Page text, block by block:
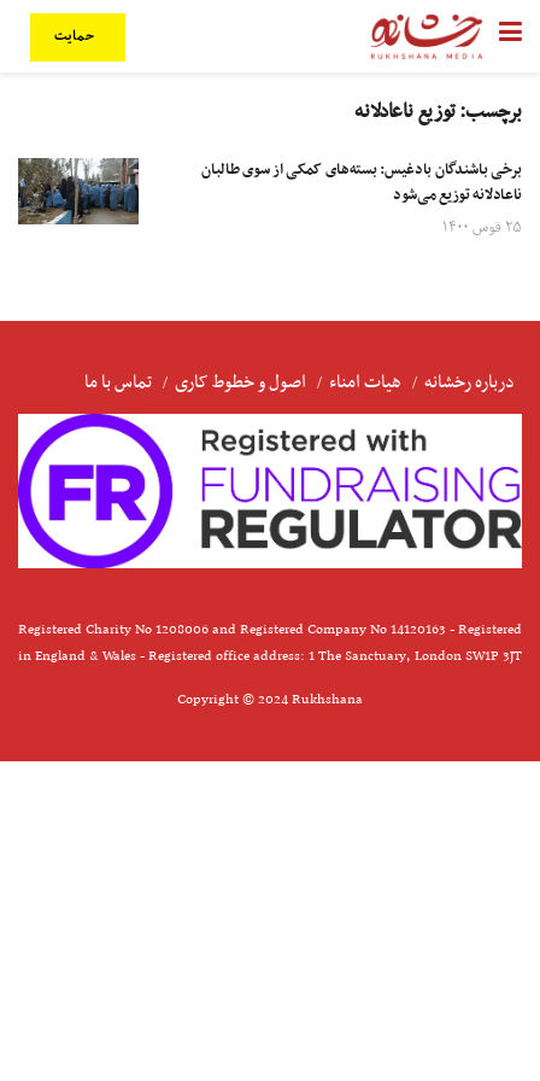
حمایت
برچسب:توزیع ناعادلانه
برخی باشندگان بادغیس:‌ بسته‌های کمکی از سوی طالبان
ناعادلانه توزیع می‌شود
۲۵ قوس ۱۴۰۰
درباره رخشانه هیات امناء اصول و خطوط کاری تماس با ما
Registered Charity No 1208006 and Registered Company No 14120163 - Registered
in England & Wales - Registered office address: 1 The Sanctuary, London SW1P 3JT
Copyright © 2024 Rukhshana